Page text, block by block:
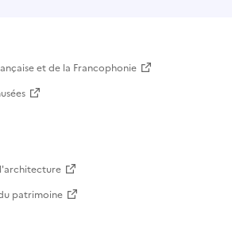
et de la Francophonie
patrimoine